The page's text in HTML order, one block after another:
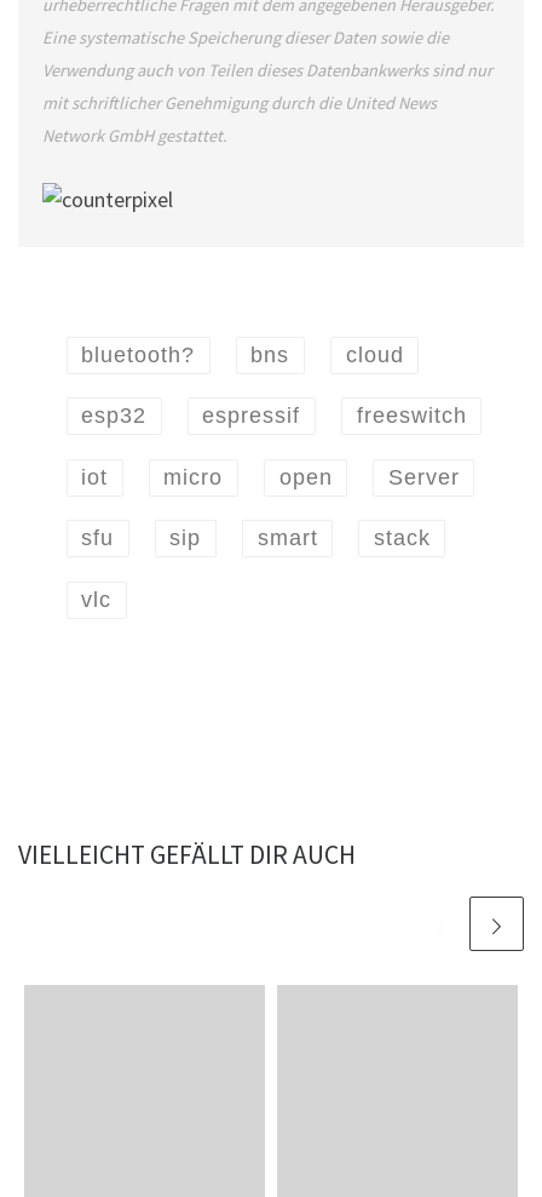
urheberrechtliche Fragen mit dem angegebenen Herausgeber.
Eine systematische Speicherung dieser Daten sowie die
Verwendung auch von Teilen dieses Datenbankwerks sind nur
mit schriftlicher Genehmigung durch die United News
Network GmbH gestattet.
bluetooth? bns cloud
esp32 espressif freeswitch
iot micro open Server
sfu sip smart stack
vlc
VIELLEICHT GEFÄLLT DIR AUCH